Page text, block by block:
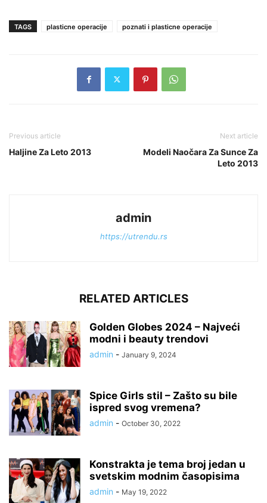
TAGS plasticne operacije poznati i plasticne operacije
Previous article
Haljine Za Leto 2013
Next article
Modeli Naočara Za Sunce Za
Leto 2013
admin
https://utrendu.rs
RELATED ARTICLES
Golden Globes 2024 – Najveći
modni i beauty trendovi
admin - January 9, 2024
Spice Girls stil – Zašto su bile
ispred svog vremena?
admin - October 30, 2022
Konstrakta je tema broj jedan u
svetskim modnim časopisima
admin - May 19, 2022